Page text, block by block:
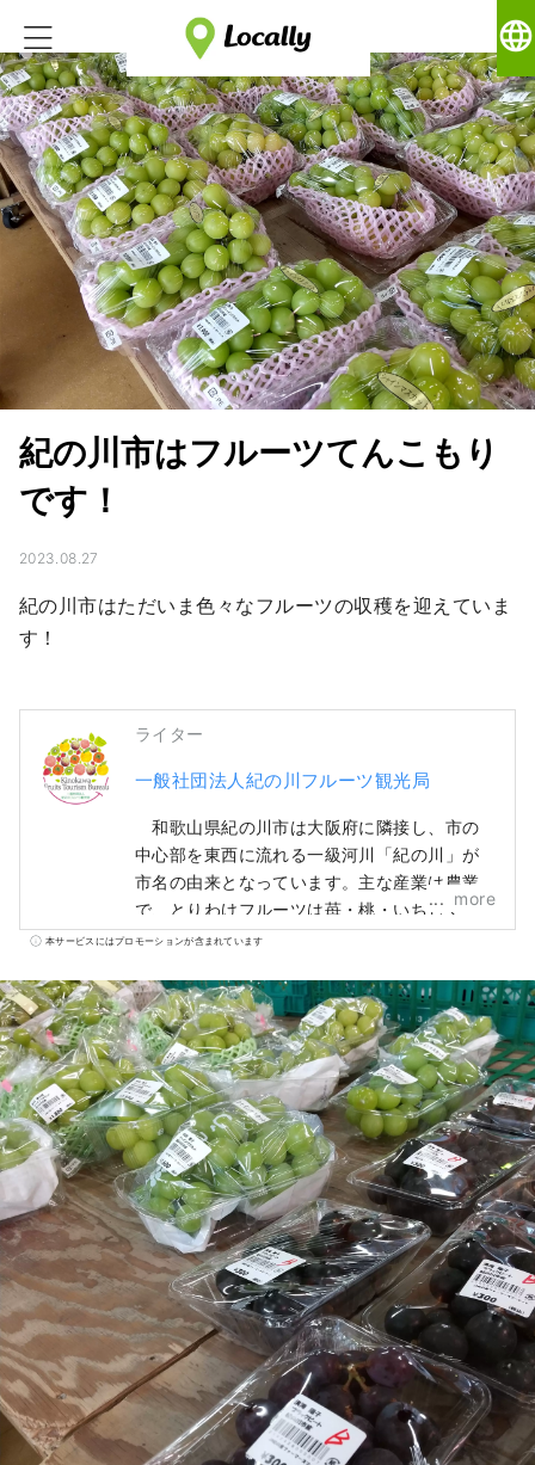
language
紀の川市はフルーツてんこもり
です！
2023.08.27
紀の川市はただいま色々なフルーツの収穫を迎えていま
す！
ライター
一般社団法人紀の川フルーツ観光局
和歌山県紀の川市は大阪府に隣接し、市の
中心部を東西に流れる一級河川「紀の川」が
市名の由来となっています。主な産業は農業
で、とりわけフルーツは苺・桃・いちじく・
柿・キウイ・八朔など、一年を通じ収穫され
その桃畑「ひと目十万本 桃源郷」や、中身
が黒くて甘い「紀の川柿」など、特徴的なフ
ルーツは多くの人に愛されています。また、
日本有数のパラグライダー発着場や世界一有
名なねこ駅長がいる貴志駅など、観光にも恵
まれています。 紀の川フルーツ観光局はフ
ルーツ特産品を販売している他、フルーツ収
穫体験などの観光旅行商品も取り扱っており
ます。お気軽にお問合せ下さい。
more
本サービスにはプロモーションが含まれています